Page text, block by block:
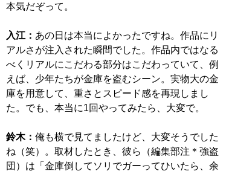
本気だぞって。
入江： あの日は本当によかったですね。作品にリ
アルさが注入された瞬間でした。作品内ではなる
べくリアルにこだわる部分はこだわっていて、例
えば、少年たちが金庫を盗むシーン。実物大の金
庫を用意して、重さとスピード感を再現しまし
た。でも、本当に1回やってみたら、大変で。
鈴木： 俺も横で見てましたけど、大変そうでした
ね（笑）。取材したとき、彼ら（編集部注＊強盗
団）は「金庫倒してソリでガーってひいたら、余